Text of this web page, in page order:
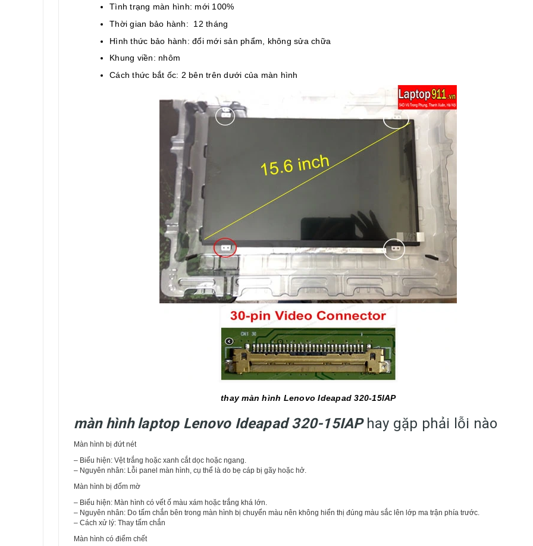
Tình trạng màn hình: mới 100%
Thời gian bảo hành: 12 tháng
Hình thức bảo hành: đổi mới sản phẩm, không sửa chữa
Khung viền: nhôm
Cách thức bắt ốc: 2 bên trên dưới của màn hình
thay màn hình Lenovo Ideapad 320-15IAP
màn hình laptop Lenovo Ideapad 320-15IAPhay gặp phải lỗi nào
Màn hình bị đứt nét
– Biểu hiện: Vệt trắng hoặc xanh cắt dọc hoặc ngang.
– Nguyên nhân: Lỗi panel màn hình, cụ thể là do bẹ cáp bị gãy hoặc hở.
Màn hình bị đốm mờ
– Biểu hiện: Màn hình có vết ố màu xám hoặc trắng khá lớn.
– Nguyên nhân: Do tấm chắn bên trong màn hình bị chuyển màu nên không hiển thị đúng màu sắc lên lớp ma trận phía trước.
– Cách xử lý: Thay tấm chắn
Màn hình có điểm chết